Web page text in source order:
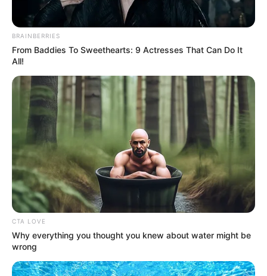
BRAINBERRIES
From Baddies To Sweethearts: 9 Actresses That Can Do It
All!
CTA LOVE
Why everything you thought you knew about water might be
wrong